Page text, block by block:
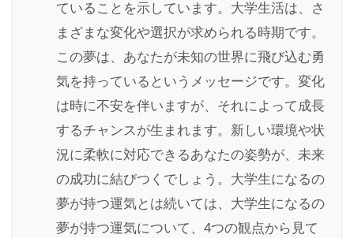
ていることを示しています。大学生活は、さ
まざまな変化や選択が求められる時期です。
この夢は、あなたが未知の世界に飛び込む勇
気を持っているというメッセージです。変化
は時に不安を伴いますが、それによって成長
するチャンスが生まれます。新しい環境や状
況に柔軟に対応できるあなたの姿勢が、未来
の成功に結びつくでしょう。大学生になるの
夢が持つ運気とは続いては、大学生になるの
夢が持つ運気について、4つの観点から見て